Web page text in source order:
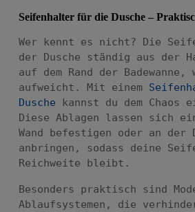
Seifenhalter für die Dusche –
Wer kennt es nicht? Die
der Dusche ständig aus der
auf dem Rand der Badewanne,
aufweicht. Mit einem
Dusche kannst du dem Chaos
Diese Ablagen lassen sich
Wand befestigen oder an der
anbringen, sodass deine
Reichweite bleibt.
Besonders praktisch sind
Ablaufsystemen, die